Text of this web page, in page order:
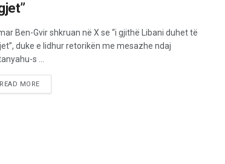
Ben-Gvir shkruan në X se “i gjithë Libani duhet të
duke e lidhur retorikën me mesazhe ndaj
s ...
READ MORE